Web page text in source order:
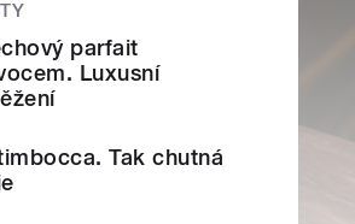
parfait
Luxusní
Tak chutná